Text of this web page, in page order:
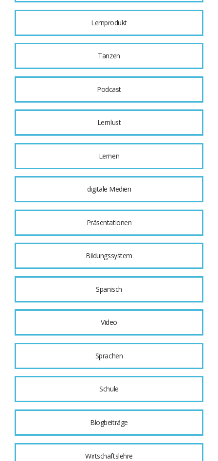
Lernprodukt
Tanzen
Podcast
Lernlust
Lernen
digitale Medien
Präsentationen
Bildungssystem
Spanisch
Video
Sprachen
Schule
Blogbeiträge
Wirtschaftslehre